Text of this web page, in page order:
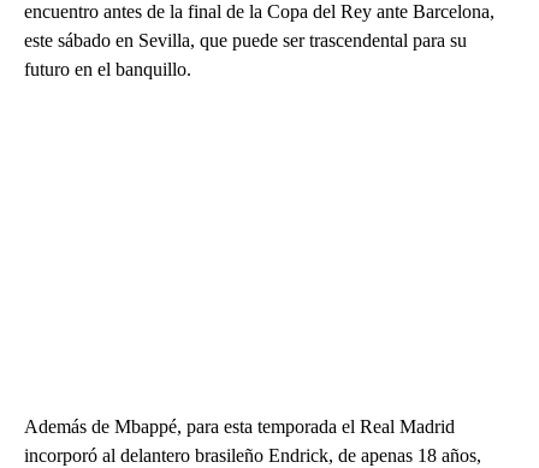
encuentro antes de la final de la Copa del Rey ante Barcelona,
este sábado en Sevilla, que puede ser trascendental para su
futuro en el banquillo.
Además de Mbappé, para esta temporada el Real Madrid
incorporó al delantero brasileño Endrick, de apenas 18 años,